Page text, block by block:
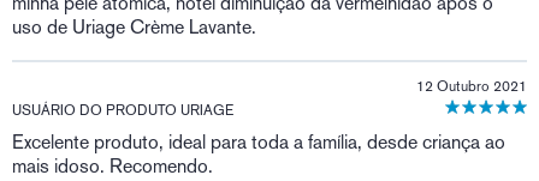
uso de Uriage Crème Lavante.
USUÁRIO DO PRODUTO URIAGE
12 Outubro 2021
Excelente produto, ideal para toda a família, desde criança ao
mais idoso. Recomendo.